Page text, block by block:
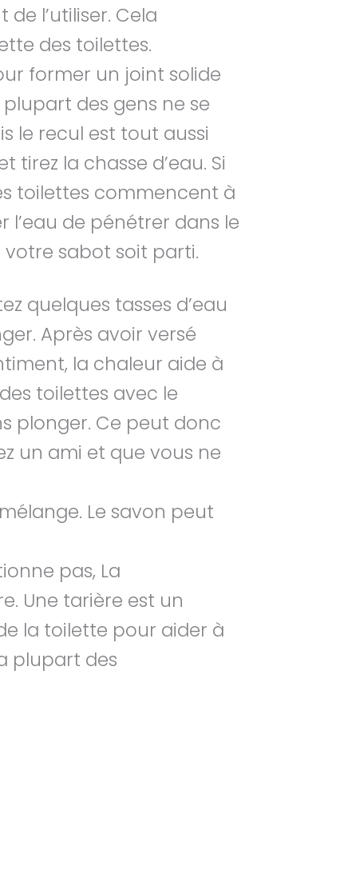
l’utiliser. Cela
des toilettes.
former un joint solide
des gens ne se
le recul est tout aussi
la chasse d’eau. Si
toilettes commencent à
de pénétrer dans le
votre sabot soit parti.
quelques tasses d’eau
Après avoir versé
la chaleur aide à
toilettes avec le
plonger. Ce peut donc
un ami et que vous ne
Le savon peut
pas, La
Une tarière est un
la toilette pour aider à
plupart des